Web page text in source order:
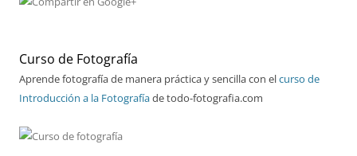
Curso de Fotografía
Aprende fotografía de manera práctica y sencilla con elcurso de
Introducción a la Fotografíade todo-fotografia.com